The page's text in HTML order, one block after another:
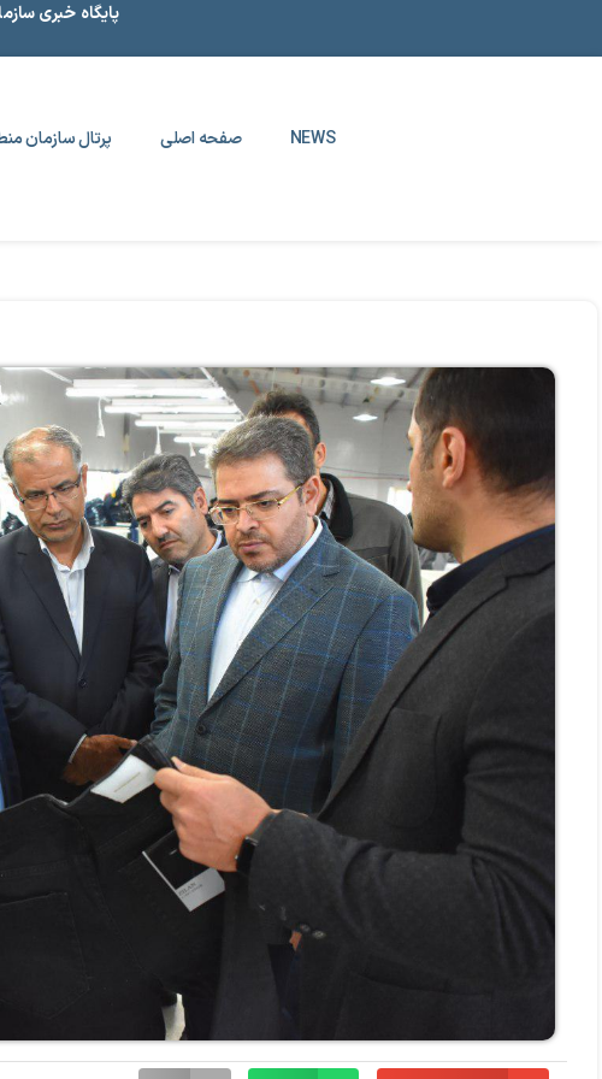
پایگاه خبری
NEWS صفحه اصلی پرتال سازمان